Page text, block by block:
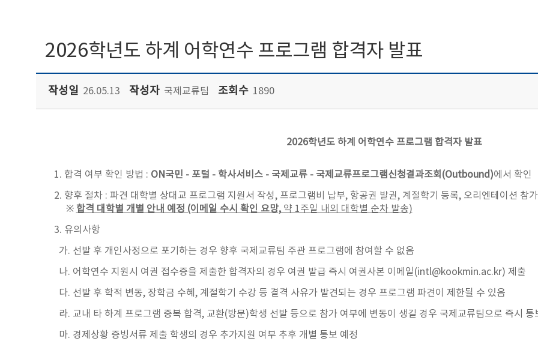
2026학년도 하계 어학연수 프로그램 합격자 발표
작성일 26.05.13 작성자 국제교류팀 조회수 1890
2026학년도 하계 어학연수 프로그램 합격자 발표
1. 합격 여부 확인 방법 : ON국민 - 포털 - 학사서비스 - 국제교류 - 국제교류프로그램신청결과조회(Outbound)에서 확인
2. 향후 절차 : 파견 대학별 상대교 프로그램 지원서 작성, 프로그램비 납부, 항공권 발권, 계절학기 등록, 오리엔테이션 참
※ 합격 대학별 개별 안내 예정 (이메일 수시 확인 요망,약 1주일 내외 대학별 순차 발송)
3. 유의사항
가. 선발 후 개인사정으로 포기하는 경우 향후 국제교류팀 주관 프로그램에 참여할 수 없음
나. 어학연수 지원시 여권 접수증을 제출한 합격자의 경우 여권 발급 즉시 여권사본 이메일(intl@kookmin.ac.kr) 제출
다. 선발 후 학적 변동, 장학금 수혜, 계절학기 수강 등 결격 사유가 발견되는 경우 프로그램 파견이 제한될 수 있음
라. 교내 타 하계 프로그램 중복 합격, 교환(방문)학생 선발 등으로 참가 여부에 변동이 생길 경우 국제교류팀으로 즉시 통
마. 경제상황 증빙서류 제출 학생의 경우 추가지원 여부 추후 개별 통보 예정